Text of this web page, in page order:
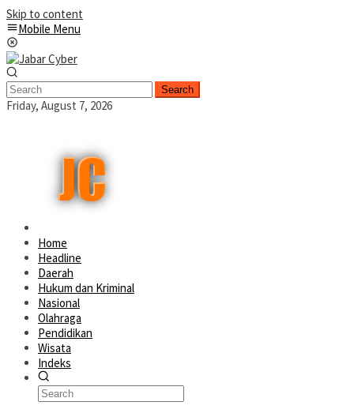
Skip to content
Mobile Menu
Search
Friday, August 7, 2026
Home
Headline
Daerah
Hukum dan Kriminal
Nasional
Olahraga
Pendidikan
Wisata
Indeks